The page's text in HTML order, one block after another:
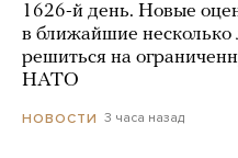
1626-й день. Новые
в ближайшие
решиться на
НАТО
НОВОСТИ 3 часа назад